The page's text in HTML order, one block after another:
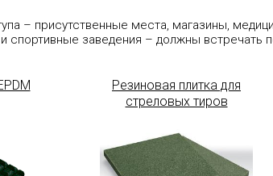
– присутственные места, магазины,
спортивные заведения – должны встречать
Резиновая плитка для
стреловых тиров